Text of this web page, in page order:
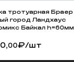
тротуарная Браер
город Ландхаус
Байкал h=60мм
00₽/шт